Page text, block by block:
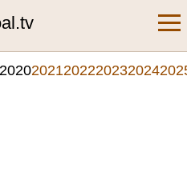
20202021202220232024